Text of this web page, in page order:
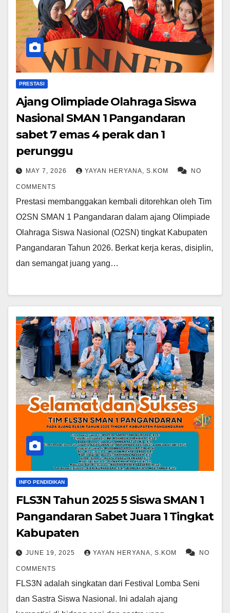
PRESTASI
Ajang Olimpiade Olahraga Siswa
Nasional SMAN 1 Pangandaran
sabet 7 emas 4 perak dan 1
perunggu
MAY 7, 2026 YAYAN HERYANA, S.KOM NO
COMMENTS
Prestasi membanggakan kembali ditorehkan oleh Tim
O2SN SMAN 1 Pangandaran dalam ajang Olimpiade
Olahraga Siswa Nasional (O2SN) tingkat Kabupaten
Pangandaran Tahun 2026. Berkat kerja keras, disiplin,
dan semangat juang yang…
INFO PENDIDIKAN
FLS3N Tahun 2025 5 Siswa SMAN 1
Pangandaran Sabet Juara 1 Tingkat
Kabupaten
JUNE 19, 2025 YAYAN HERYANA, S.KOM NO
COMMENTS
FLS3N adalah singkatan dari Festival Lomba Seni
dan Sastra Siswa Nasional. Ini adalah ajang